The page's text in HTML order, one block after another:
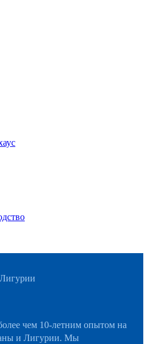
чем 10-летним опытом на
и Лигурии. Мы